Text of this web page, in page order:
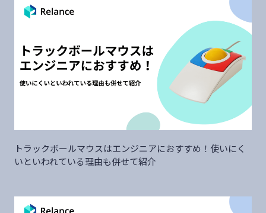
トラックボールマウスはエンジニアにおすすめ！使いにく
いといわれている理由も併せて紹介